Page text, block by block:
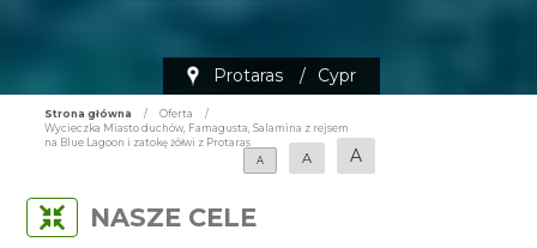
Protaras / Cypr
Strona główna / Oferta
/
Wycieczka Miasto duchów, Famagusta, Salamina z rejsem
na Blue Lagoon i zatokę żółwi z Protaras
A
A A
NASZE CELE